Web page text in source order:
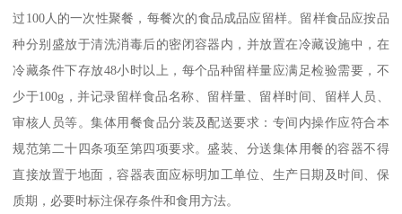
过100人的一次性聚餐，每餐次的食品成品应留样。留样食品应按品
种分别盛放于清洗消毒后的密闭容器内，并放置在冷藏设施中，在
冷藏条件下存放48小时以上，每个品种留样量应满足检验需要，不
少于100g，并记录留样食品名称、留样量、留样时间、留样人员、
审核人员等。集体用餐食品分装及配送要求：专间内操作应符合本
规范第二十四条项至第四项要求。盛装、分送集体用餐的容器不得
直接放置于地面，容器表面应标明加工单位、生产日期及时间、保
质期，必要时标注保存条件和食用方法。